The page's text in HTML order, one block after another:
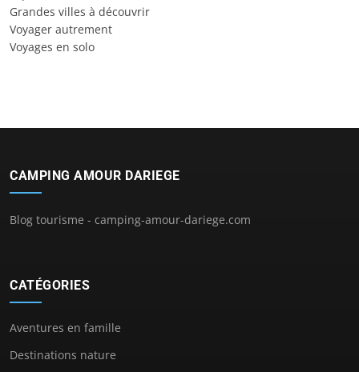
Grandes villes à découvrir
Voyager autrement
Voyages en solo
CAMPING AMOUR DARIEGE
Blog tourisme - camping-amour-dariege.com
CATÉGORIES
Aventures en famille
Destinations nature